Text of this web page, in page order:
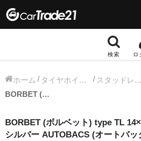
検索 ロ
冬タイヤホイール
13インチ：冬タイヤホイール
ホーム タイヤホイールセット スタッドレス中古タイヤホイール
BORBET (ボルベット) type TL 14×5J(+35)PCD100-4H シルバー AUTOBACS (オートバックス) ICE ESPORTE (アイスエスポルテ) 新品 175/65R14 スタッドレス タイヤホイール 4本 [14taw124]
BORBET (ボルベット) type TL
シルバー AUTOBACS (オートバッ